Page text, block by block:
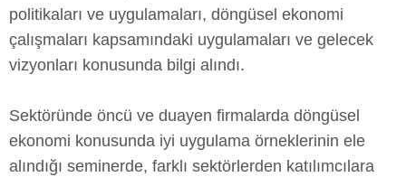
politikaları ve uygulamaları, döngüsel ekonomi
çalışmaları kapsamındaki uygulamaları ve gelecek
vizyonları konusunda bilgi alındı.
Sektöründe öncü ve duayen firmalarda döngüsel
ekonomi konusunda iyi uygulama örneklerinin ele
alındığı seminerde, farklı sektörlerden katılımcılara